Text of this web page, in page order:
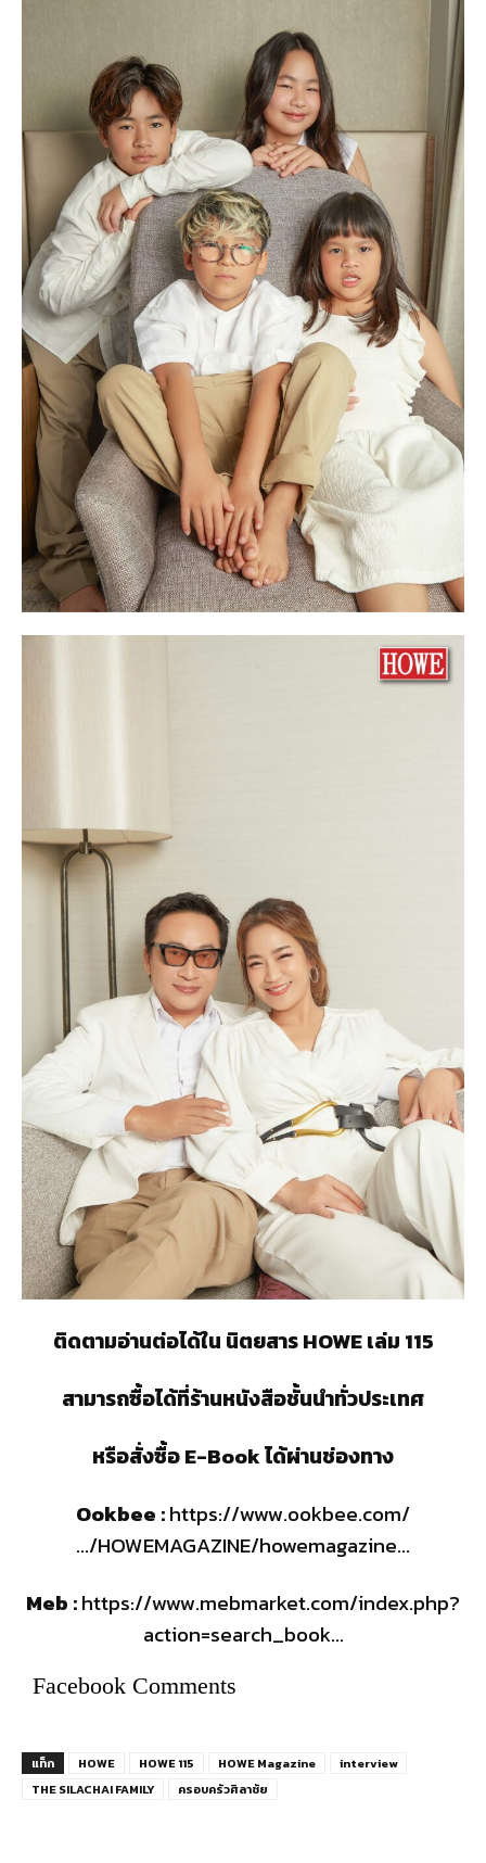
ติดตามอ่านต่อได้ใน นิตยสาร HOWE เล่ม 115
สามารถซื้อได้ที่ร้านหนังสือชั้นนำทั่วประเทศ
หรือสั่งซื้อ E-Book ได้ผ่านช่องทาง
Ookbee :https://www.ookbee.com/
…/HOWEMAGAZINE/howemagazine…
Meb :https://www.mebmarket.com/index.php?
action=search_book…
Facebook Comments
แท็ก HOWE HOWE 115 HOWE Magazine
interview
THE SILACHAI FAMILY
ครอบครัวศิลาชัย